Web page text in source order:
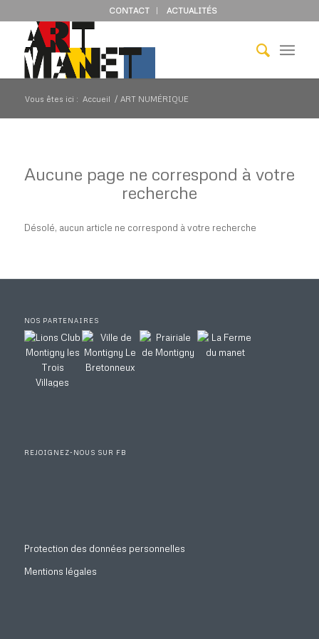
CONTACT ACTUALITÉS
Vous êtes ici : Accueil / ART NUMÉRIQUE
Aucune page ne correspond à votre
recherche
Désolé, aucun article ne correspond à votre recherche
NOS PARTENAIRES
REJOIGNEZ-NOUS SUR FB
Protection des données personnelles
Mentions légales